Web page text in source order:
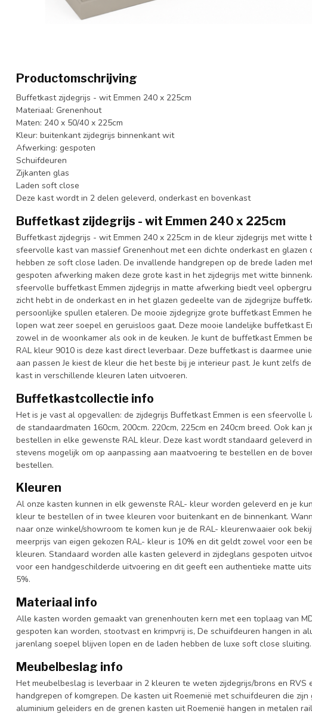
Productomschrijving
Buffetkast zijdegrijs - wit Emmen 240 x 225cm
Materiaal: Grenenhout
Maten: 240 x 50/40 x 225cm
Kleur: buitenkant zijdegrijs binnenkant wit
Afwerking: gespoten
Schuifdeuren
Zijkanten glas
Laden soft close
Deze kast wordt in 2 delen geleverd, onderkast en bovenkast
Buffetkast zijdegrijs - wit Emmen 240 x 225cm
Buffetkast zijdegrijs - wit Emmen 240 x 225cm in de kleur zijdegrijs met witte
sfeervolle kast van massief Grenenhout met een dichte onderkast en glazen
hebben ze soft close laden. De invallende handgrepen op de brede laden
gespoten afwerking maken deze grote kast in het zijdegrijs met witte
sfeervolle buffetkast Emmen zijdegrijs in matte afwerking biedt veel
zicht hebt in de onderkast en in het glazen gedeelte van de zijdegrijze
persoonlijke spullen etaleren. De mooie zijdegrijze grote buffetkast Emmen
lopen wat zeer soepel en geruisloos gaat. Deze mooie landelijke buffetkast
zowel in de woonkamer als ook in de keuken. Je kunt de buffetkast Emmen
RAL kleur 9010 is deze kast direct leverbaar. Deze buffetkast is daarmee
aan passen Je kiest de kleur die het beste bij je interieur past. Je kunt zelfs
kast in verschillende kleuren laten uitvoeren.
Buffetkastcollectie info
Het is je vast al opgevallen: de zijdegrijs Buffetkast Emmen is een
de standaardmaten 160cm, 200cm. 220cm, 225cm en 240cm breed. Ook
bestellen in elke gewenste RAL kleur. Deze kast wordt standaard geleverd
stevens mogelijk om op aanpassing aan maatvoering te bestellen en de
bestellen.
Kleuren
Al onze kasten kunnen in elk gewenste RAL- kleur worden geleverd en je
kleur te bestellen of in twee kleuren voor buitenkant en de binnenkant.
naar onze winkel/showroom te komen kun je de RAL- kleurenwaaier ook
meerprijs van eigen gekozen RAL- kleur is 10% en dit geldt zowel voor een
kleuren. Standaard worden alle kasten geleverd in zijdeglans gespoten
voor een handgeschilderde uitvoering en dit geeft een authentieke matte
5%.
Materiaal info
Alle kasten worden gemaakt van grenenhouten kern met een toplaag van
gespoten kan worden, stootvast en krimpvrij is, De schuifdeuren hangen in
jarenlang soepel blijven lopen en de laden hebben de luxe soft close sluiting.
Meubelbeslag info
Het meubelbeslag is leverbaar in 2 kleuren te weten zijdegrijs/brons en RVS
handgrepen of komgrepen. De kasten uit Roemenië met schuifdeuren die
aluminium geleiders en de grenen kasten uit Roemenië hangen in metalen